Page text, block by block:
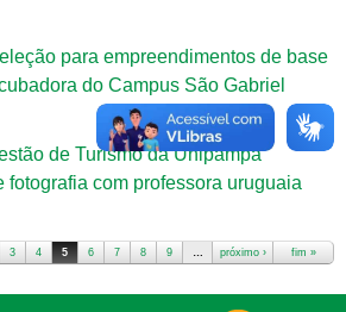
para empreendimentos de base
do Campus São Gabriel
de Turismo da Unipampa
fotografia com professora uruguaia
3 4 5 6 7 8 9 … próximo › fim »